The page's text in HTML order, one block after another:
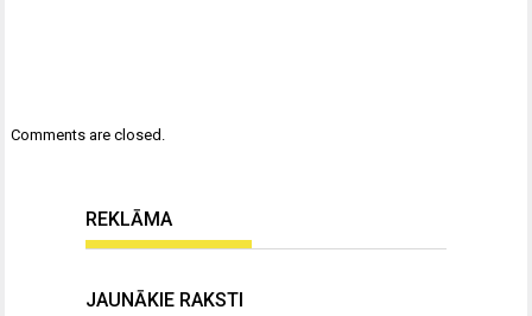
Comments are closed.
REKLĀMA
JAUNĀKIE RAKSTI